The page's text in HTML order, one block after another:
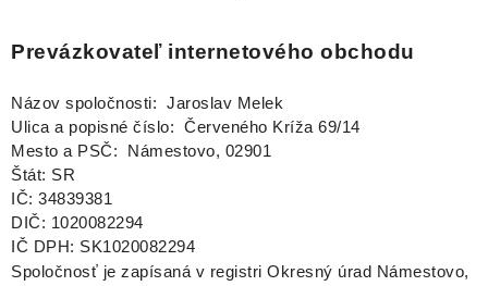
RASTLINY
SUBSTRÁTY
Prevázkovateľ internetového obchodu
Názov spoločnosti: Jaroslav Melek
Ulica a popisné číslo: Červeného Kríža 69/14
Mesto a PSČ: Námestovo, 02901
Štát: SR
IČ: 34839381
DIČ: 1020082294
IČ DPH: SK1020082294
Spoločnosť je zapísaná v registri Okresný úrad Námestovo,